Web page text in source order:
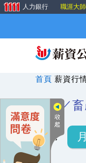
人力銀行 職涯大師
首頁 薪資行
農藝／